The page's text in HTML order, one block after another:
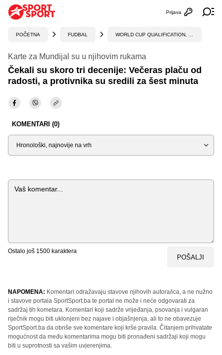
Otvori
Prijava
POČETNA FUDBAL
Karte za Mundijal su u njihovim rukama
Čekali su skoro tri decenije: Večeras plaču od
radosti, a protivnika su sredili za šest minuta
KOMENTARI (0)
Sortiraj
Komentar
Ostalo još 1500 karaktera
POŠALJI
NAPOMENA: Komentari odražavaju stavove njihovih autora/ica, a ne nužno
i stavove portala SportSport.ba te portal ne može i neće odgovarati za
sadržaj tih kometara. Komentari koji sadrže vrijeđanja, psovanja i vulgaran
riječnik mogu biti uklonjeni bez najave i objašnjenja, ali to ne obavezuje
SportSport.ba da obriše sve komentare koji krše pravila. Čitanjem prihvatate
mogućnost da među komentarima mogu biti pronađeni sadržaji koji mogu
biti u suprotnosti sa vašim uvjerenjima.